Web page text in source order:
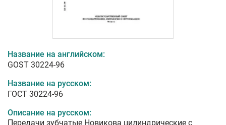
Название на английском:
GOST 30224-96
Название на русском:
ГОСТ 30224-96
Описание на русском:
Передачи зубчатые Новикова цилиндрические с